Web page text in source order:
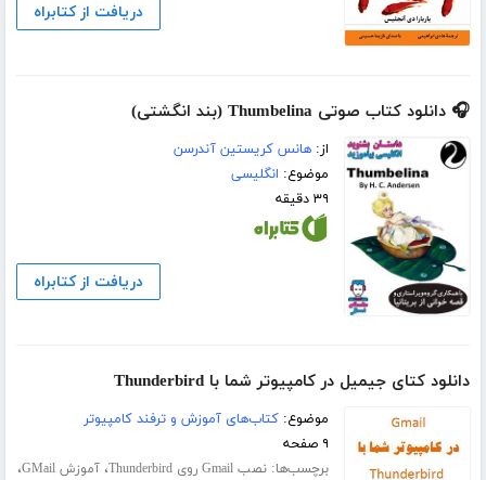
دریافت از کتابراه
🎧 دانلود کتاب صوتی Thumbelina (بند انگشتی)
از:هانس کریستین آندرسن
موضوع: انگلیسی
۳۹ دقیقه
دریافت از کتابراه
دانلود کتای جیمیل در کامپیوتر شما با Thunderbird
موضوع:کتاب‌های آموزش و ترفند کامپیوتر
۹ صفحه
برچسب‌ها:نصب Gmail روی Thunderbird ،آموزش GMail ،